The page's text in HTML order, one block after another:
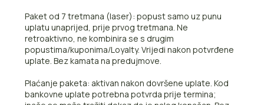
Paket od 7 tretmana (laser): popust samo uz punu
uplatu unaprijed, prije prvog tretmana. Ne
retroaktivno, ne kombinira se s drugim
popustima/kuponima/Loyalty. Vrijedi nakon potvrđene
uplate. Bez kamata na predujmove.
Plaćanje paketa: aktivan nakon dovršene uplate. Kod
bankovne uplate potrebna potvrda prije termina;